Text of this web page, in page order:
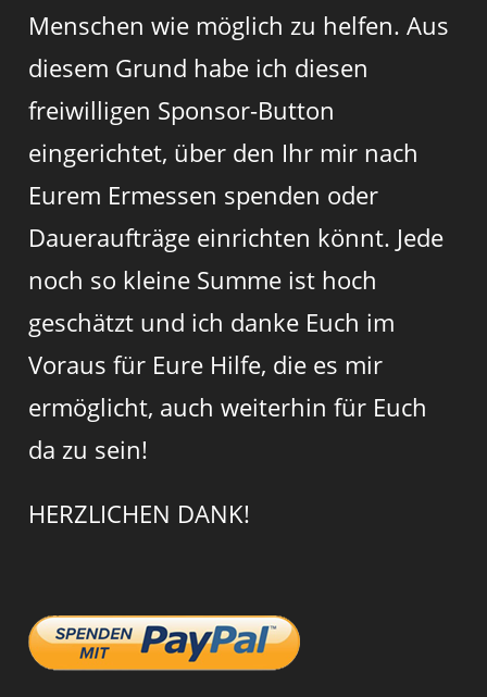
Menschen wie möglich zu helfen. Aus
diesem Grund habe ich diesen
freiwilligen Sponsor-Button
eingerichtet, über den Ihr mir nach
Eurem Ermessen spenden oder
Daueraufträge einrichten könnt. Jede
noch so kleine Summe ist hoch
geschätzt und ich danke Euch im
Voraus für Eure Hilfe, die es mir
ermöglicht, auch weiterhin für Euch
da zu sein!
HERZLICHEN DANK!